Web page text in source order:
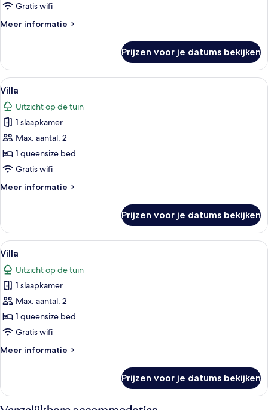
Gratis wifi
Meer informatie
Meer
Prijzen voor je datums bekijken
Alle
foto's
voor
Villa
laden
Een modern huis met een groot
19
Villa
Uitzicht op de tuin
1 slaapkamer
Max. aantal: 2
1 queensize bed
Gratis wifi
Meer informatie
Meer
Prijzen voor je datums bekijken
Alle
foto's
voor
Villa
laden
Een modern huis met een groot
19
Villa
Uitzicht op de tuin
1 slaapkamer
Max. aantal: 2
1 queensize bed
Gratis wifi
Meer informatie
Meer
Prijzen voor je datums bekijken